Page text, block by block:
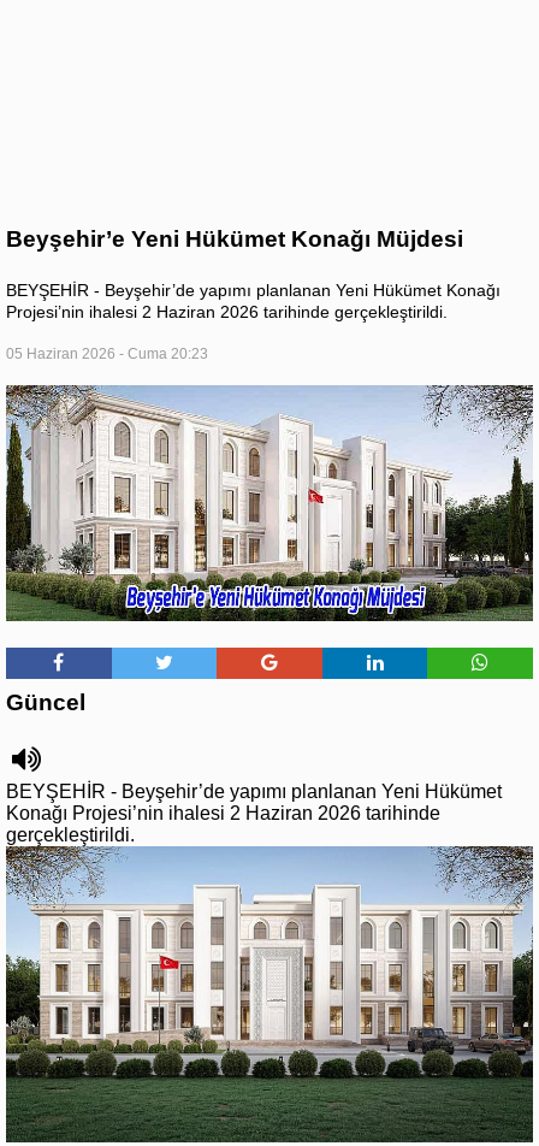
Beyşehir’e Yeni Hükümet Konağı Müjdesi
BEYŞEHİR - Beyşehir’de yapımı planlanan Yeni Hükümet Konağı
Projesi’nin ihalesi 2 Haziran 2026 tarihinde gerçekleştirildi.
05 Haziran 2026 - Cuma 20:23
Güncel
BEYŞEHİR - Beyşehir’de yapımı planlanan Yeni Hükümet
Konağı Projesi’nin ihalesi 2 Haziran 2026 tarihinde
gerçekleştirildi.